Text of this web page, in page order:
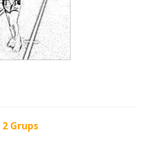
2 Grups